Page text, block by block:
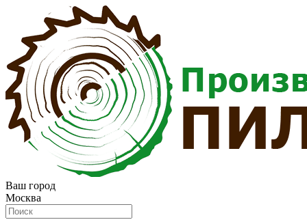
Ваш город
Москва